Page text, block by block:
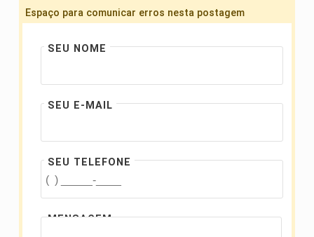
Espaço para comunicar erros nesta postagem
SEU NOME
SEU E-MAIL
SEU TELEFONE
MENSAGEM